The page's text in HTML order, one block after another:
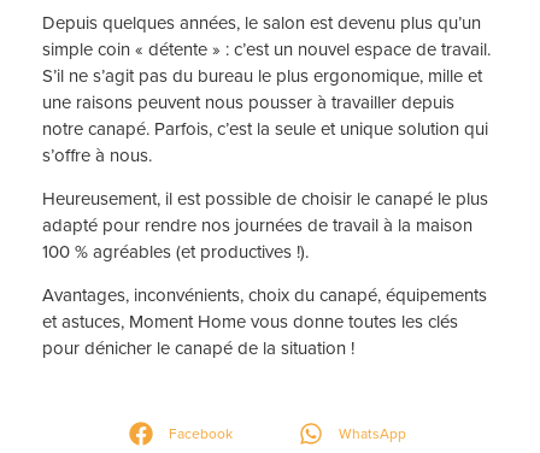
Depuis quelques années, le salon est devenu plus qu’un
simple coin « détente » : c’est un nouvel espace de travail.
S’il ne s’agit pas du bureau le plus ergonomique, mille et
une raisons peuvent nous pousser à travailler depuis
notre canapé. Parfois, c’est la seule et unique solution qui
s’offre à nous.
Heureusement, il est possible de choisir le canapé le plus
adapté pour rendre nos journées de travail à la maison
100 % agréables (et productives !).
Avantages, inconvénients, choix du canapé, équipements
et astuces, Moment Home vous donne toutes les clés
pour dénicher le canapé de la situation !
Facebook WhatsApp